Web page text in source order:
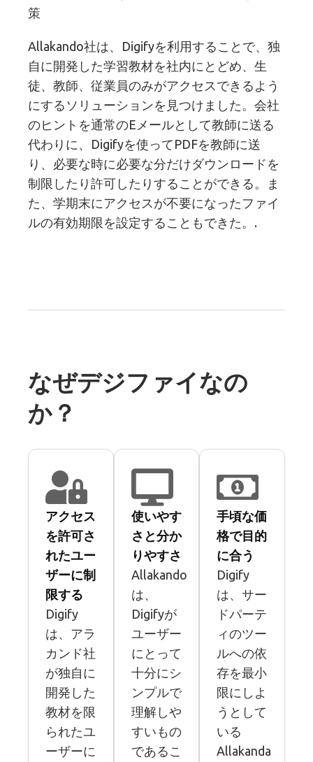
策
Allakando社は、Digifyを利用することで、独
自に開発した学習教材を社内にとどめ、生
徒、教師、従業員のみがアクセスできるよう
にするソリューションを見つけました。会社
のヒントを通常のEメールとして教師に送る
代わりに、Digifyを使ってPDFを教師に送
り、必要な時に必要な分だけダウンロードを
制限したり許可したりすることができる。ま
た、学期末にアクセスが不要になったファイ
ルの有効期限を設定することもできた。.
なぜデジファイなの
か？
アクセス
を許可さ
れたユー
ザーに制
限する
Digify
は、アラ
カンド社
が独自に
開発した
教材を限
られたユ
ーザーに
使いやす
さと分か
りやすさ
Allakando
は、
Digifyが
ユーザー
にとって
十分にシ
ンプルで
理解しや
すいもの
であるこ
手頃な価
格で目的
に合う
Digify
は、サー
ドパーテ
ィのツー
ルへの依
存を最小
限にしよ
うとして
いる
Allakanda